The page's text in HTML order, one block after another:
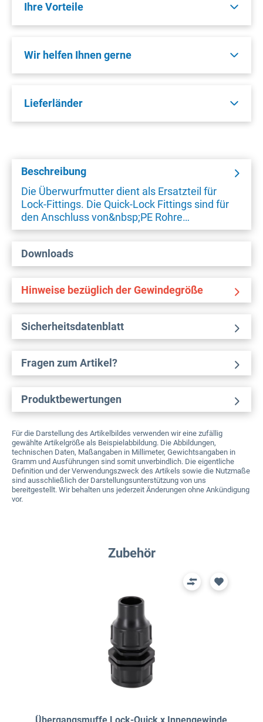
Ihre Vorteile
Wir helfen Ihnen gerne
Lieferländer
Beschreibung
Die Überwurfmutter dient als Ersatzteil für
Lock-Fittings. Die Quick-Lock Fittings sind für
den Anschluss von&nbsp;PE Rohre…
Downloads
Hinweise bezüglich der Gewindegröße
Sicherheitsdatenblatt
Fragen zum Artikel?
Produktbewertungen
Für die Darstellung des Artikelbildes verwenden wir eine zufällig
gewählte Artikelgröße als Beispielabbildung. Die Abbildungen,
technischen Daten, Maßangaben in Millimeter, Gewichtsangaben in
Gramm und Ausführungen sind somit unverbindlich. Die eigentliche
Definition und der Verwendungszweck des Artikels sowie die Nutzmaße
sind ausschließlich der Darstellungsunterstützung von uns
bereitgestellt. Wir behalten uns jederzeit Änderungen ohne Ankündigung
vor.
Produktgalerie überspringen
Zubehör